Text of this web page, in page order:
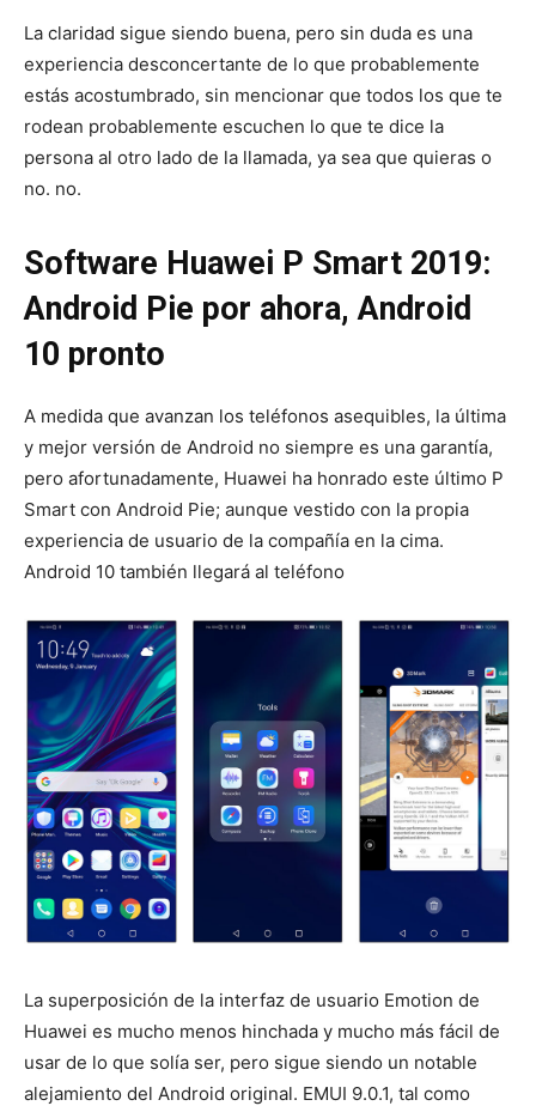
La claridad sigue siendo buena, pero sin duda es una
experiencia desconcertante de lo que probablemente
estás acostumbrado, sin mencionar que todos los que te
rodean probablemente escuchen lo que te dice la
persona al otro lado de la llamada, ya sea que quieras o
no. no.
Software Huawei P Smart 2019:
Android Pie por ahora, Android
10 pronto
A medida que avanzan los teléfonos asequibles, la última
y mejor versión de Android no siempre es una garantía,
pero afortunadamente, Huawei ha honrado este último P
Smart con Android Pie; aunque vestido con la propia
experiencia de usuario de la compañía en la cima.
Android 10 también llegará al teléfono
La superposición de la interfaz de usuario Emotion de
Huawei es mucho menos hinchada y mucho más fácil de
usar de lo que solía ser, pero sigue siendo un notable
alejamiento del Android original. EMUI 9.0.1, tal como